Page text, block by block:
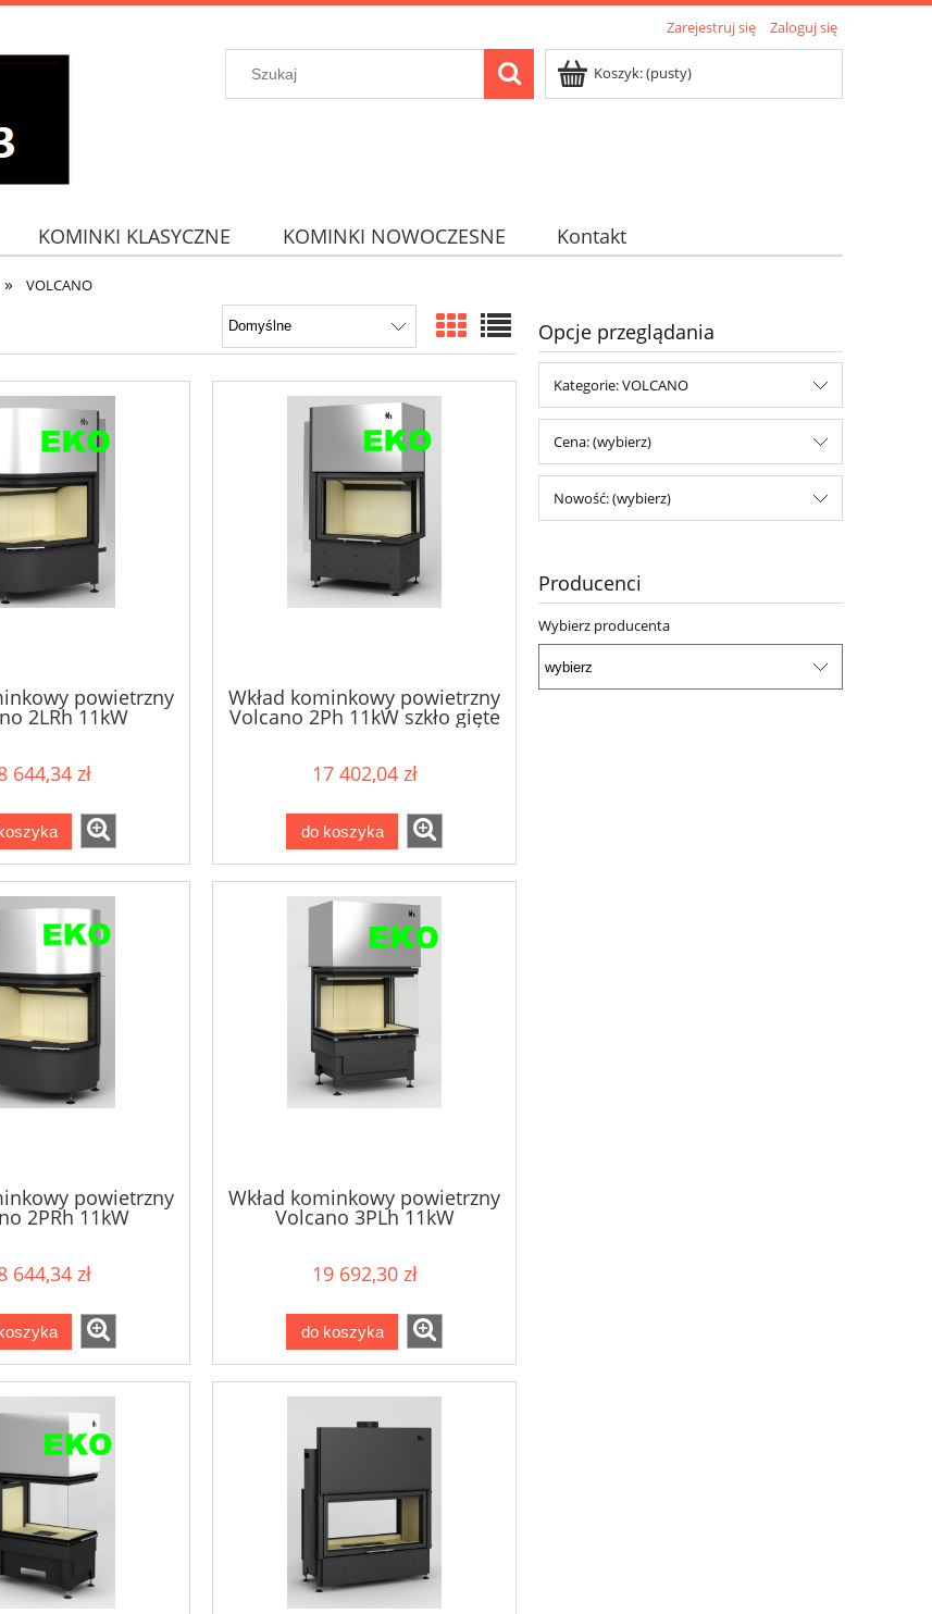
Zarejestruj się Zaloguj się
Koszyk:(pusty)
KOMINKI KLASYCZNE KOMINKI NOWOCZESNE
Kontakt
» VOLCANO
powietrzny
2LRh 11kW
644,34 zł
Wkład kominkowy powietrzny
Volcano 2Ph 11kW szkło gięte
17 402,04 zł
do koszyka
powietrzny
2PRh 11kW
644,34 zł
Wkład kominkowy powietrzny
Volcano 3PLh 11kW
19 692,30 zł
do koszyka
Opcje przeglądania
Kategorie: VOLCANO
Cena: (wybierz)
Nowość: (wybierz)
Producenci
Wybierz producenta